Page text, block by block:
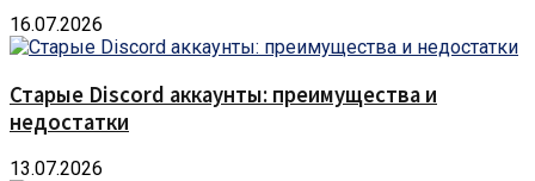
16.07.2026
Старые Discord аккаунты: преимущества и
недостатки
13.07.2026